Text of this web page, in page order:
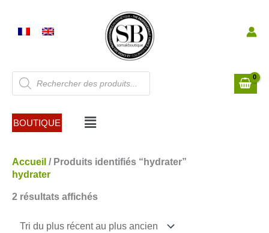
contenu
Recherche
de
produits
BOUTIQUE Menu
Accueil / Produits identifiés “hydrater”
hydrater
2 résultats affichés
Trié
récent
plus